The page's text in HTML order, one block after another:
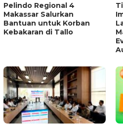
Pelindo Regional 4
Makassar Salurkan
Bantuan untuk Korban
Kebakaran di Tallo